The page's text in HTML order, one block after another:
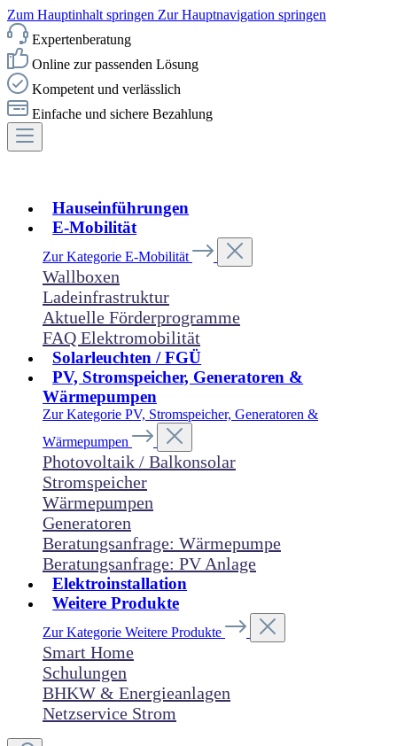
Zum Hauptinhalt springen Zur Hauptnavigation springen
Expertenberatung
Online zur passenden Lösung
Kompetent und verlässlich
Einfache und sichere Bezahlung
Hauseinführungen
E-Mobilität
Zur Kategorie E-Mobilität
Wallboxen
Ladeinfrastruktur
Aktuelle Förderprogramme
FAQ Elektromobilität
Solarleuchten / FGÜ
PV, Stromspeicher, Generatoren &
Wärmepumpen
Zur Kategorie PV, Stromspeicher, Generatoren &
Wärmepumpen
Photovoltaik / Balkonsolar
Stromspeicher
Wärmepumpen
Generatoren
Beratungsanfrage: Wärmepumpe
Beratungsanfrage: PV Anlage
Elektroinstallation
Weitere Produkte
Zur Kategorie Weitere Produkte
Smart Home
Schulungen
BHKW & Energieanlagen
Netzservice Strom